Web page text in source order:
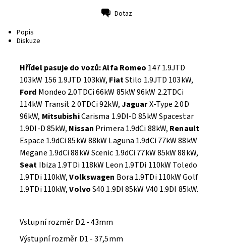
Dotaz
Popis
Diskuze
Hřídel pasuje do vozů:Alfa Romeo 147 1.9JTD
103kW 156 1.9JTD 103kW, FiatStilo 1.9JTD 103kW,
Ford Mondeo 2.0TDCi 66kW 85kW 96kW 2.2TDCi
114kW Transit 2.0TDCi 92kW,JaguarX-Type 2.0D
96kW, MitsubishiCarisma 1.9DI-D 85kW Spacestar
1.9DI-D 85kW, Nissan Primera 1.9dCi 88kW, Renault
Espace 1.9dCi 85kW 88kW Laguna 1.9dCi 77kW 88kW
Megane 1.9dCi 88kW Scenic 1.9dCi 77kW 85kW 88kW,
Seat Ibiza 1.9TDi 118kW Leon 1.9TDi 110kW Toledo
1.9TDi 110kW,Volkswagen Bora 1.9TDi 110kW Golf
1.9TDi 110kW,VolvoS40 1.9DI 85kW V40 1.9DI 85kW.
Vstupní rozměr D2 - 43mm
Výstupní rozměr D1 - 37,5mm